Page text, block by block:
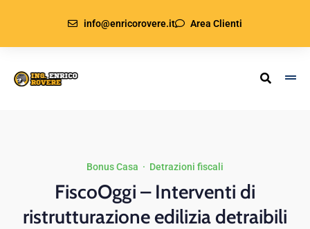
info@enricorovere.it Area Clienti
Bonus Casa · Detrazioni fiscali
FiscoOggi – Interventi di
ristrutturazione edilizia detraibili